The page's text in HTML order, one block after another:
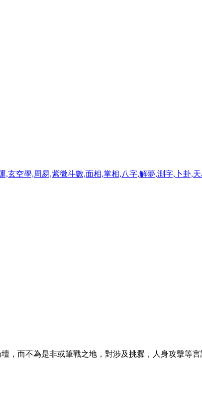
玄空學,周易,紫微斗數,面相,掌相,八字,解夢,測字,卜卦,
而不為是非或筆戰之地，對涉及挑釁，人身攻擊等